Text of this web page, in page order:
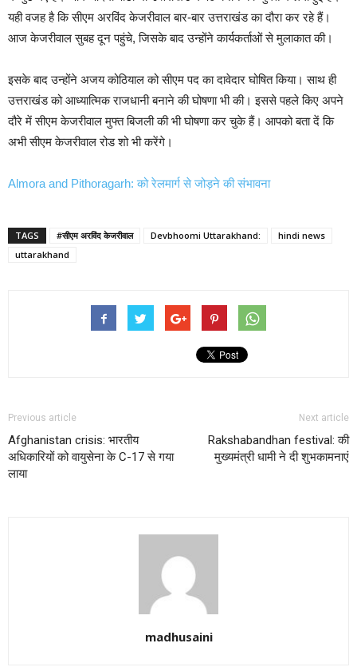
यही वजह है कि सीएम अरविंद केजरीवाल बार-बार उत्तराखंड का दौरा कर रहे हैं।
आज केजरीवाल सुबह दून पहुंचे, जिसके बाद उन्होंने कार्यकर्ताओं से मुलाकात की।
इसके बाद उन्होंने अजय कोठियाल को सीएम पद का दावेदार घोषित किया। साथ ही
उत्तराखंड को आध्यात्मिक राजधानी बनाने की घोषणा भी की। इससे पहले किए अपने
दौरे में सीएम केजरीवाल मुफ्त बिजली की भी घोषणा कर चुके हैं। आपको बता दें कि
अभी सीएम केजरीवाल रोड शो भी करेंगे।
Almora and Pithoragarh: को रेलमार्ग से जोड़ने की संभावना
TAGS #सीएम अरविंद केजरीवाल Devbhoomi Uttarakhand:
hindi news
uttarakhand
Previous article
Afghanistan crisis: भारतीय
अधिकारियों को वायुसेना के C-17 से गया
लाया
Next article
Rakshabandhan festival: की
मुख्यमंत्री धामी ने दी शुभकामनाएं
madhusaini